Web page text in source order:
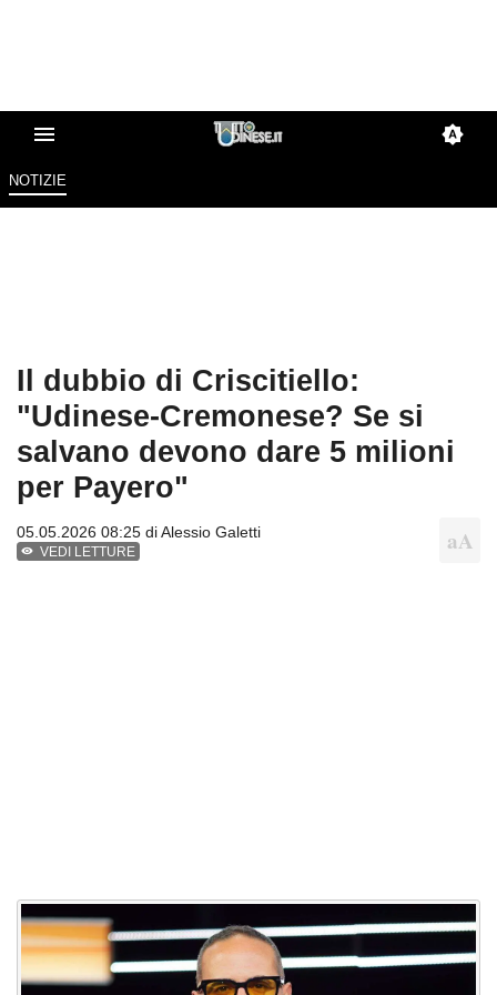
NOTIZIE
Il dubbio di Criscitiello:
"Udinese-Cremonese? Se si
salvano devono dare 5 milioni
per Payero"
05.05.2026 08:25 diAlessio Galetti
VEDI LETTURE